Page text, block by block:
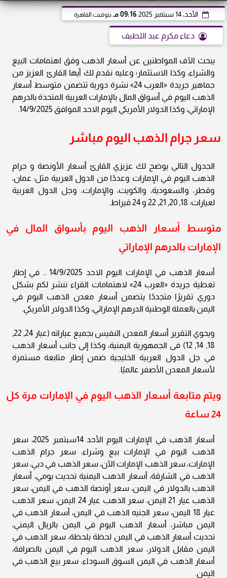
الأحد، 14 سبتمبر 2025 09:16 مـ بتوقيت القاهرة
دعاء مكرم عبد اللطيف
يبحث الآف المواطنين عن أسعار الذهب وفق اهتمامات البيع
والشراء، وكذا الاستثمار؛ وعليه نقدم لك أيها القارئ العزيز من
جماهير جريدة «العرب 24» نشرة دورية تتضمن متوسط أسعار
الذهب اليوم في أسواق المال بالإمارات العربية المتحدة بالدرهم
الإماراتي، وكذا الدولار الأمريكي اليوم الاحد الموافق 14/9/2025.
سعر جرام الذهب اليوم مباشر
الجدول التالي يوضح لك عزيزي القارئ أسعار الأونصة و جرام
الذهب اليوم في الإمارات وعددًا من الدول العربية مثل: عمان،
وقطر، والسعودية، والكويت، والإمارات، وجل الدول العربية
لعيارات: 18, 20, 21, 22 و 24 قيراط.
متوسط أسعار الذهب اليوم بأسواق المال في
الإمارات بالدرهم الإماراتي
أسعار الذهب في الإمارات اليوم الاحد 14/9/2025 .. في إطار
تغطية جريدة «العرب 24» لاهتمامات القراء ننشر لكم بشكل
دوري تقريرًا متجددًا يتضمن أسعار معدن الذهب اليوم في
اليمن بالعملة الوطنية الدرهم الإماراتي، وكذا الدولار الأمريكي.
ويحوي التقرير أسعار المعدن النفيس بجميع عياراته (عيار 24, 22,
18, 14, 12) فى الجمهورية اليمنية، وكذا إلى جانب أسعار الذهب
في جل الدول العربية الخليجية ضمن إطار متابعة مستمرة
لأسعار المعدن الأصفر عالميًا.
ويتم متابعة أسعار الذهب اليوم في الإمارات مرة كل
24 ساعة
أسعار الذهب في الإمارات اليوم الأحد 14سبتمبر 2025، سعر
الذهب اليوم في الإمارات بيع وشراء، سعر جرام الذهب
الإمارات، سعر الذهب الإمارات الآن، سعر الذهب في دبي، سعر
الذهب في الشارقة، أسعار الذهب اليمنية تحديث يومي، أسعار
الذهب بالدولار في اليمن، سعر أونصة الذهب في اليمن، سعر
الذهب عيار 21 اليمن، سعر الذهب عيار 24 اليمن، سعر الذهب
عيار 18 اليمن، سعر الجنيه الذهب في اليمن، أسعار الذهب في
اليمن مباشر، أسعار الذهب اليوم في اليمن بالريال اليمني،
تحديث أسعار الذهب في اليمن لحظة بلحظة، سعر الذهب في
اليمن مقابل الدولار، سعر الذهب اليوم في اليمن بالصرافة،
أسعار الذهب في اليمن السوق السوداء، سعر بيع الذهب في
اليمن.